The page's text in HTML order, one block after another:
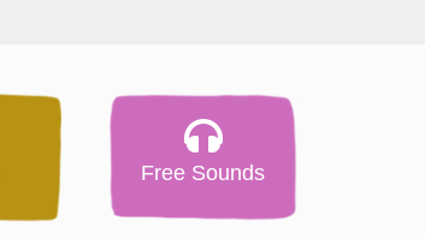
Free Sounds